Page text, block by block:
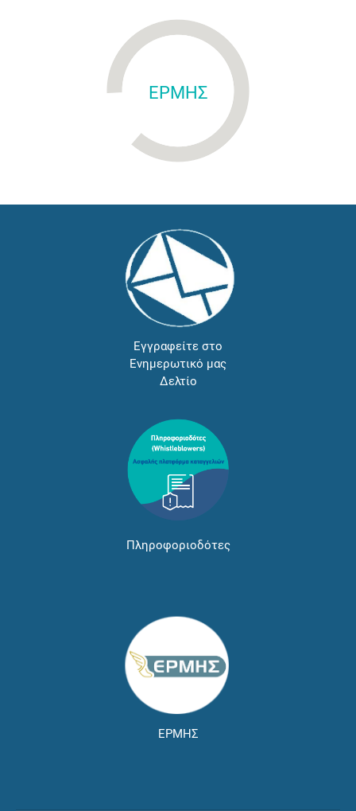
ΕΡΜΗΣ
Εγγραφείτε στο
Ενημερωτικό μας
Δελτίο
Πληροφοριοδότες
ΕΡΜΗΣ